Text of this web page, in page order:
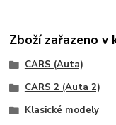
Zboží zařazeno v
CARS (Auta)
CARS 2 (Auta 2)
Klasické modely